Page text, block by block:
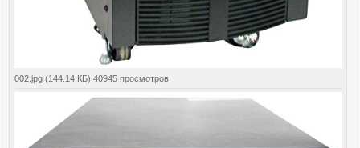
002.jpg (144.14 КБ) 40945 просмотров